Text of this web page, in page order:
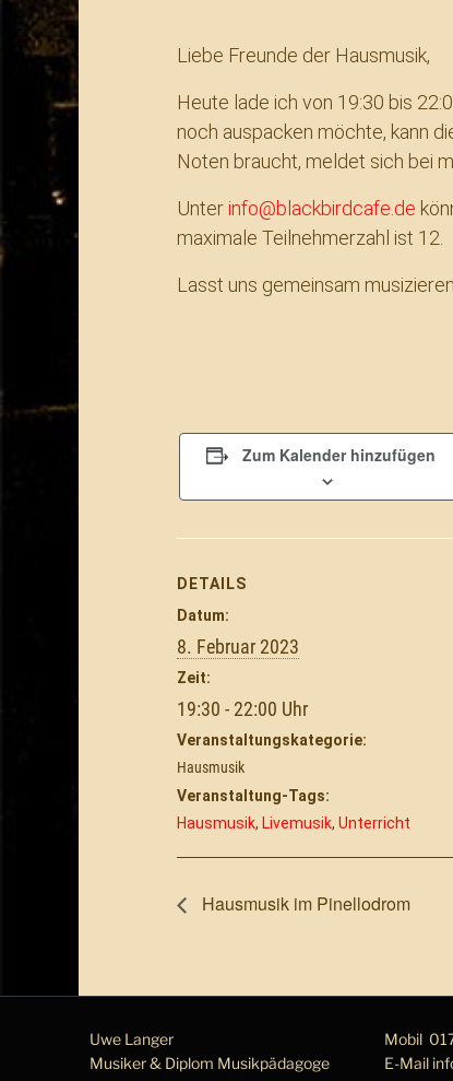
Liebe Freunde der Hausmusik,
Heute lade ich von 19:30 bis
noch auspacken möchte, kann
Noten braucht, meldet sich bei
Unterinfo@blackbirdcafe.de
maximale Teilnehmerzahl ist 12.
Lasst uns gemeinsam
Zum Kalender hinzufügen
DETAILS
Datum:
8. Februar 2023
Zeit:
19:30 - 22:00
Veranstaltungskategorie:
Hausmusik
Veranstaltung-Tags:
Hausmusik, Livemusik, Unterricht
Hausmusik im Pinellodrom
Uwe Langer
Musiker & Diplom Musik­pä­da­go­ge
Mobil
E-Mail